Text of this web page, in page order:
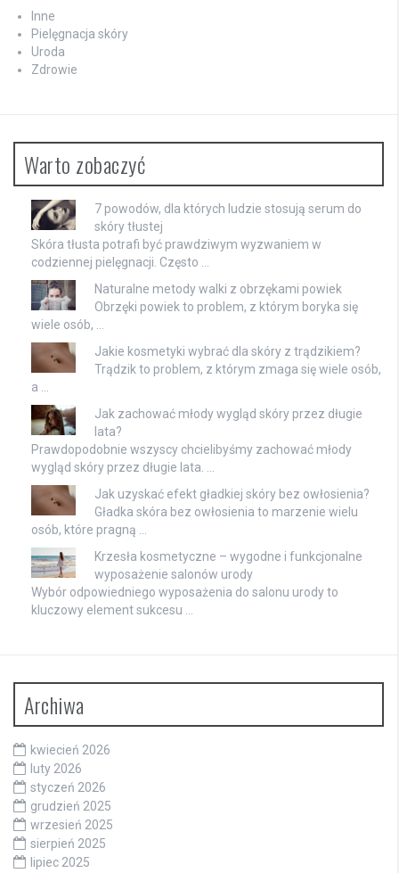
Inne
Pielęgnacja skóry
Uroda
Zdrowie
Warto zobaczyć
7 powodów, dla których ludzie stosują serum do
skóry tłustej
Skóra tłusta potrafi być prawdziwym wyzwaniem w
codziennej pielęgnacji. Często …
Naturalne metody walki z obrzękami powiek
Obrzęki powiek to problem, z którym boryka się
wiele osób, …
Jakie kosmetyki wybrać dla skóry z trądzikiem?
Trądzik to problem, z którym zmaga się wiele osób,
a …
Jak zachować młody wygląd skóry przez długie
lata?
Prawdopodobnie wszyscy chcielibyśmy zachować młody
wygląd skóry przez długie lata. …
Jak uzyskać efekt gładkiej skóry bez owłosienia?
Gładka skóra bez owłosienia to marzenie wielu
osób, które pragną …
Krzesła kosmetyczne – wygodne i funkcjonalne
wyposażenie salonów urody
Wybór odpowiedniego wyposażenia do salonu urody to
kluczowy element sukcesu …
Archiwa
kwiecień 2026
luty 2026
styczeń 2026
grudzień 2025
wrzesień 2025
sierpień 2025
lipiec 2025